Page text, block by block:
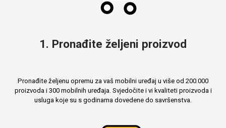
1. Pronađite željeni proizvod
Pronađite željenu opremu za vaš mobilni uređaj u više od 200.000
proizvoda i 300 mobilnih uređaja. Svjedočite i vi kvaliteti proizvoda i
usluga koje su s godinama dovedene do savršenstva.